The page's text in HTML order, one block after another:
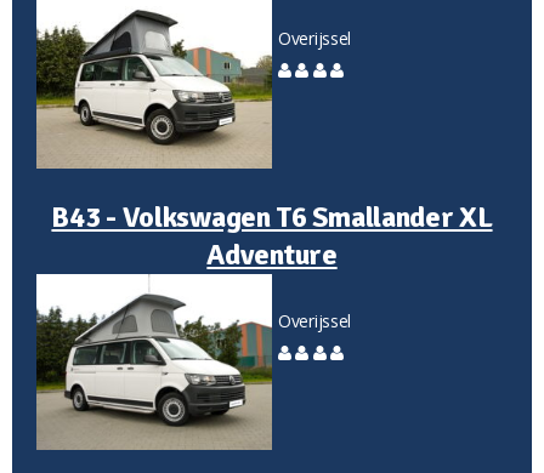
Overijssel
B43 - Volkswagen T6 Smallander XL
Adventure
Overijssel